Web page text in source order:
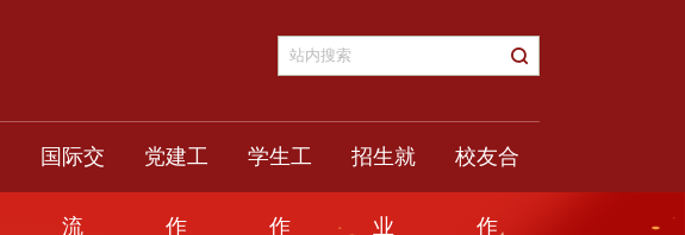
国际交
流
党建工
作
学生工
作
招生就
业
校友合
作